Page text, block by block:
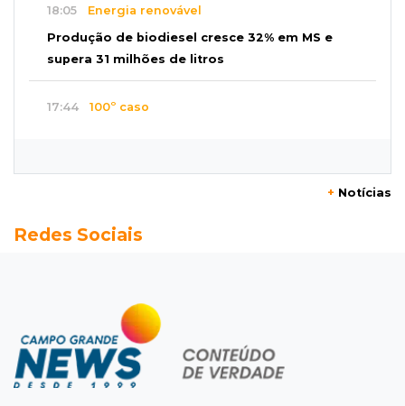
18:05 Energia renovável
Produção de biodiesel cresce 32% em MS e
supera 31 milhões de litros
17:44 100º caso
Palmeiras empata fora de casa e Bahia vence
Brasileirão
Grêmio vira sobre São Paulo com gol de falta
e deixa zona de rebaixamento
+ Notícias
Redes Sociais